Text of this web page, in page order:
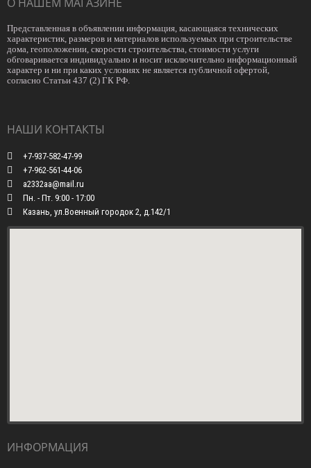
Представленная в объявлении информация, касающаяся технических
характеристик, размеров и материалов используемых при строительстве
дома, геоположении, скорости строительства, стоимости услуги
обговаривается индивидуально и носит исключительно информационный
характер и ни при каких условиях не является публичной офертой,
согласно Статьи 437 (2) ГК РФ.
НАШИ КОНТАКТЫ
+7-937-582-47-99
+7-962-561-44-06
a2332aa@mail.ru
Пн. - Пт. 9:00 - 17:00
Казань, ул.Военный городок 2, д.142/1
ИНФОРМАЦИЯ